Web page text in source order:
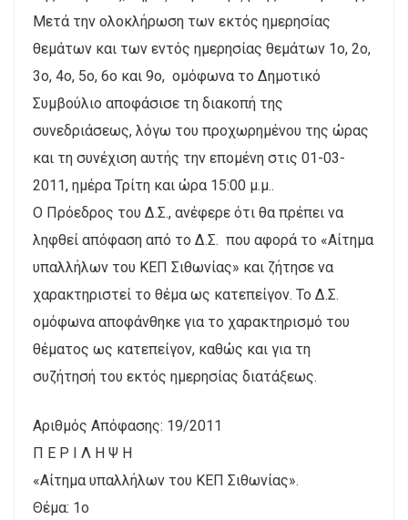
Μετά την ολοκλήρωση των εκτός ημερησίας
θεμάτων και των εντός ημερησίας θεμάτων 1ο, 2ο,
3ο, 4ο, 5ο, 6ο και 9ο, ομόφωνα το Δημοτικό
Συμβούλιο αποφάσισε τη διακοπή της
συνεδριάσεως, λόγω του προχωρημένου της ώρας
και τη συνέχιση αυτής την επομένη στις 01-03-
2011, ημέρα Τρίτη και ώρα 15:00 μ.μ..
Ο Πρόεδρος του Δ.Σ., ανέφερε ότι θα πρέπει να
ληφθεί απόφαση από το Δ.Σ. που αφορά το «Αίτημα
υπαλλήλων του ΚΕΠ Σιθωνίας» και ζήτησε να
χαρακτηριστεί το θέμα ως κατεπείγον. Το Δ.Σ.
ομόφωνα αποφάνθηκε για το χαρακτηρισμό του
θέματος ως κατεπείγον, καθώς και για τη
συζήτησή του εκτός ημερησίας διατάξεως.
Αριθμός Απόφασης: 19/2011
Π Ε Ρ Ι Λ Η Ψ Η
«Αίτημα υπαλλήλων του ΚΕΠ Σιθωνίας».
Θέμα: 1ο